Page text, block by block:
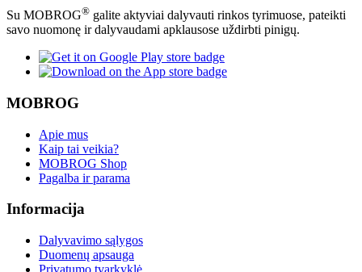
Su MOBROG® galite aktyviai dalyvauti rinkos tyrimuose, pateikti
savo nuomonę ir dalyvaudami apklausose uždirbti pinigų.
MOBROG
Apie mus
Kaip tai veikia?
MOBROG Shop
Pagalba ir parama
Informacija
Dalyvavimo sąlygos
Duomenų apsauga
Privatumo tvarkyklė